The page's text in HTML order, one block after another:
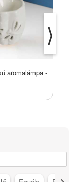
aromalámpa -
⟩